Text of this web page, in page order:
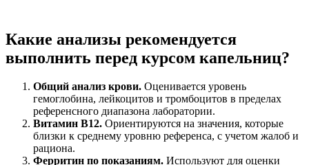
Какие анализы рекомендуется
выполнить перед курсом капельниц?
Общий анализ крови. Оценивается уровень
гемоглобина, лейкоцитов и тромбоцитов в пределах
референсного диапазона лаборатории.
Витамин B12. Ориентируются на значения, которые
близки к среднему уровню референса, с учетом жалоб и
рациона.
Ферритин по показаниям. Используют для оценки